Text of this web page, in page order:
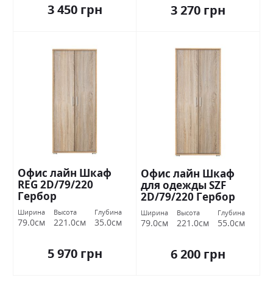
3 450 грн 3 270 грн
Офис лайн Шкаф
REG 2D/79/220
Гербор
Ширина
79.0см
Высота
221.0см
Глубина
35.0см
5 970 грн
Офис лайн Шкаф
для одежды SZF
2D/79/220 Гербор
Ширина
79.0см
Высота
221.0см
Глубина
55.0см
6 200 грн